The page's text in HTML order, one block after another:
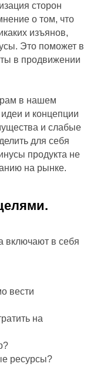
сторон
о том, что
изъянов,
Это поможет в
в продвижении
в нашем
и концепции
и слабые
для себя
продукта не
на рынке.
включают в себя
вести
на
ресурсы?